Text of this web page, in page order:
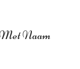
Naam